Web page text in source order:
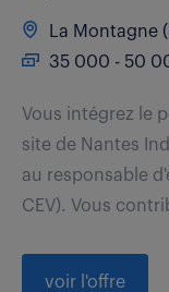
La Montagne
35 000 - 50
Vous intégrez le
site de Nantes
au responsable
CEV). Vous
voir l'offre